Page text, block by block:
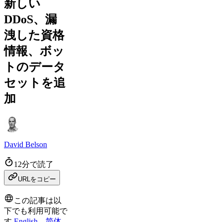
新しい
DDoS、漏
洩した資格
情報、ボッ
トのデータ
セットを追
加
David Belson
12分で読了
URLをコピー
この記事は以
下でも利用可能で